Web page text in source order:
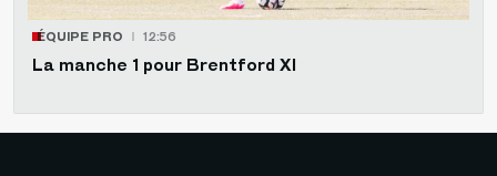
ÉQUIPE PRO 12:56
La manche 1 pour Brentford XI